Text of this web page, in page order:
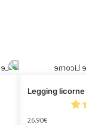
Legging
26.90€